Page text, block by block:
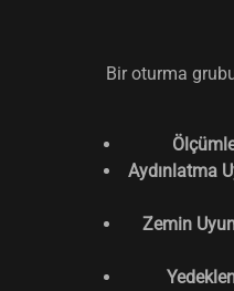
Bir oturma
Aydınlatma
Zemin